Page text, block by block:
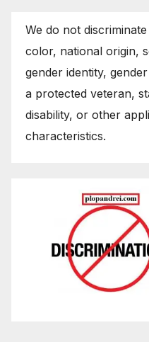
We do not
color, national origin,
gender identity,
a protected veteran,
disability, or other
characteristics.